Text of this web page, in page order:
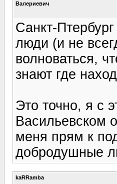
Валериевич
Санкт-
люди (и не
волноваться,
знают где
Это точно, я с
Васильевском
меня прям к
добродушные
kaRRamba